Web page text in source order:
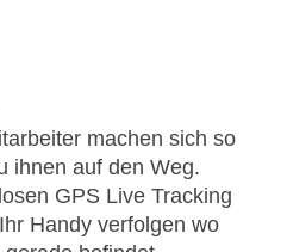
machen sich so
ihnen auf den Weg.
GPS Live Tracking
Handy verfolgen wo